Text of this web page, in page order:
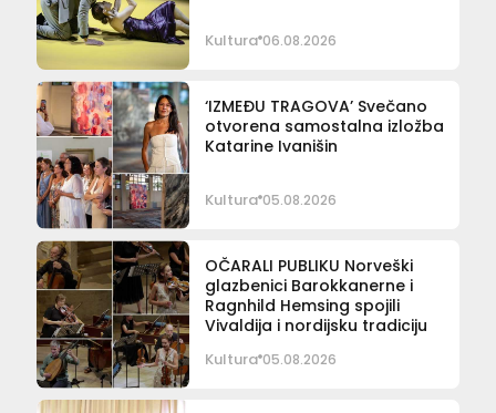
Kultura 06.08.2026
‘IZMEĐU TRAGOVA’ Svečano
otvorena samostalna izložba
Katarine Ivanišin
Kultura 05.08.2026
OČARALI PUBLIKU Norveški
glazbenici Barokkanerne i
Ragnhild Hemsing spojili
Vivaldija i nordijsku tradiciju
Kultura 05.08.2026